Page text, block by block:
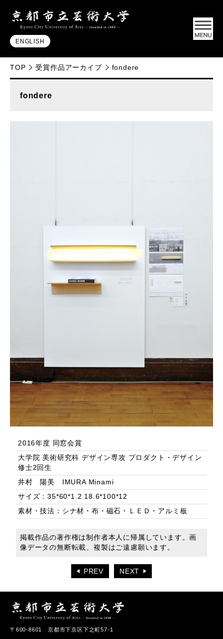
ENGLISH
TOP 受賞作品アーカイブ fondere
fondere
2016年度 同窓会賞
大学院 美術研究科 デザイン専攻 プロダクト・デザイン
修士2回生
井村 陽美 IMURA Minami
サイズ：35*60*1.2 18.6*100*12
素材・技法：シナ材・布・磁石・ＬＥＤ・アルミ板
掲載作品の著作権は制作者本人に帰属しています。画
像データの無断転載、複製はご遠慮願います。
PREV NEXT
〒600-8601 京都市下京区下之町57-1